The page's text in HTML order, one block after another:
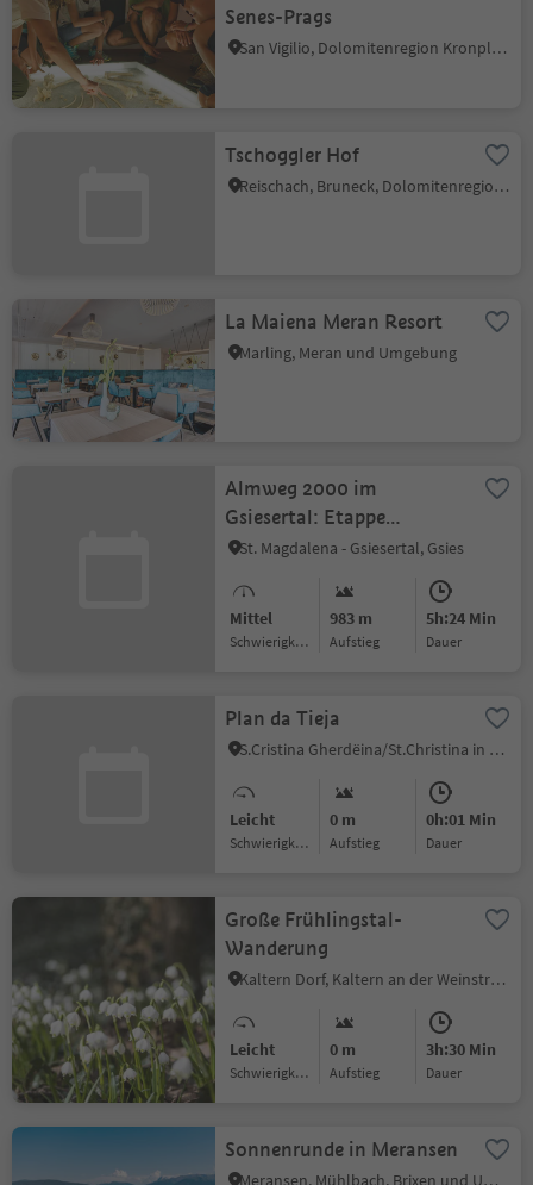
Senes-Prags
San Vigilio, Dolomitenregion Kronplatz
Tschoggler Hof
Reischach, Bruneck, Dolomitenregion Kronplatz
La Maiena Meran Resort
Marling, Meran und Umgebung
Almweg 2000 im
Gsiesertal: Etappe
Tscharnietalm-Kaser Alm-
St. Magdalena - Gsiesertal, Gsies
Mittel
Schwierigkeitsgrad
983 m
Aufstieg
5h:24 Min
Dauer
Plan da Tieja
S.Cristina Gherdëina/St.Christina in Gröden, Wolkenstein Gröden, Dolomitenregion Gröden
Leicht
Schwierigkeitsgrad
0 m
Aufstieg
0h:01 Min
Dauer
Große Frühlingstal-
Wanderung
Kaltern Dorf, Kaltern an der Weinstraße, Südtiroler Weinstraße
Leicht
Schwierigkeitsgrad
0 m
Aufstieg
3h:30 Min
Dauer
Sonnenrunde in Meransen
Meransen, Mühlbach, Brixen und Umgebung